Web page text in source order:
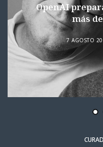
OpenAI
más
7 AGOSTO